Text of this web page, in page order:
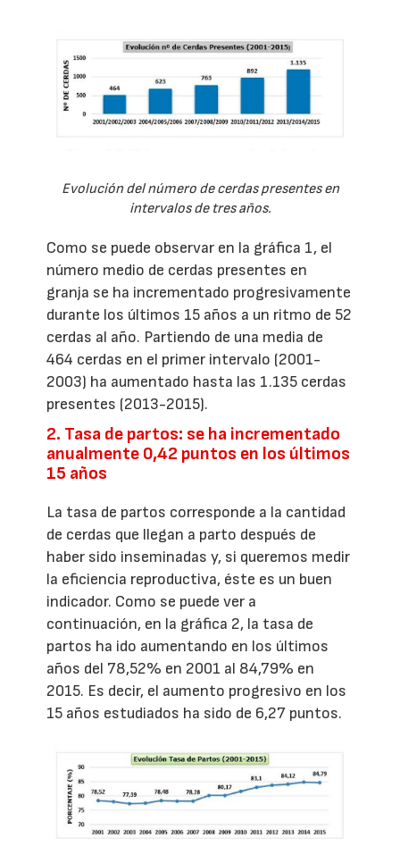
Evolución del número de cerdas presentes en
intervalos de tres años.
Como se puede observar en la gráfica 1, el
número medio de cerdas presentes en
granja se ha incrementado progresivamente
durante los últimos 15 años a un ritmo de 52
cerdas al año. Partiendo de una media de
464 cerdas en el primer intervalo (2001-
2003) ha aumentado hasta las 1.135 cerdas
presentes (2013-2015).
2. Tasa de partos: se ha incrementado
anualmente 0,42 puntos en los últimos
15 años
La tasa de partos corresponde a la cantidad
de cerdas que llegan a parto después de
haber sido inseminadas y, si queremos medir
la eficiencia reproductiva, éste es un buen
indicador. Como se puede ver a
continuación, en la gráfica 2, la tasa de
partos ha ido aumentando en los últimos
años del 78,52% en 2001 al 84,79% en
2015. Es decir, el aumento progresivo en los
15 años estudiados ha sido de 6,27 puntos.